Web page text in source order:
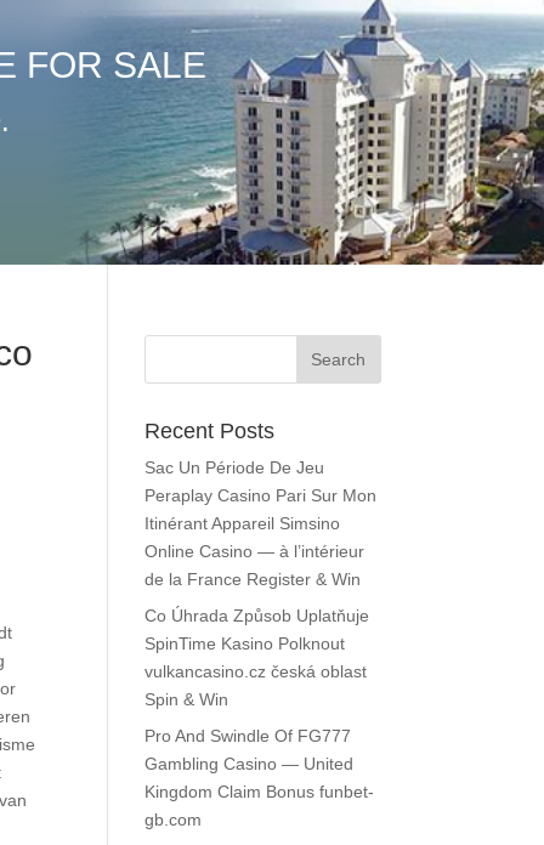
FOR SALE
Recent Posts
Sac Un Période De Jeu
Peraplay Casino Pari Sur Mon
Itinérant Appareil Simsino
Online Casino — à l’intérieur
de la France Register & Win
Co Úhrada Způsob Uplatňuje
SpinTime Kasino Polknout
vulkancasino.cz česká oblast
Spin & Win
Pro And Swindle Of FG777
Gambling Casino — United
Kingdom Claim Bonus funbet-
gb.com